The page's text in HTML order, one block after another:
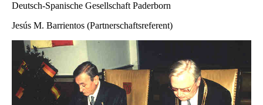
Deutsch-Spanische Gesellschaft Paderborn
Jesús M. Barrientos (Partnerschaftsreferent)